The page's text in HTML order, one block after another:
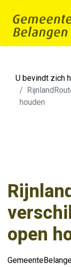
U bevindt zich
houden
open